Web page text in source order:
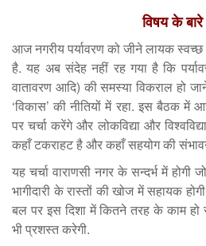
विषय के
आज नगरीय पर्यावरण को जीने लायक
है. यह अब संदेह नहीं रह गया है कि
वातावरण आदि) की समस्या विकराल हो
‘विकास’ की नीतियों में रहा. इस बैठक में
पर चर्चा करेंगे और लोकविद्या और
कहाँ टकराहट है और कहाँ सहयोग की
यह चर्चा वाराणसी नगर के सन्दर्भ में
भागीदारी के रास्तों की खोज में सहायक
बल पर इस दिशा में कितने तरह के काम
भी प्रशस्त करेगी.